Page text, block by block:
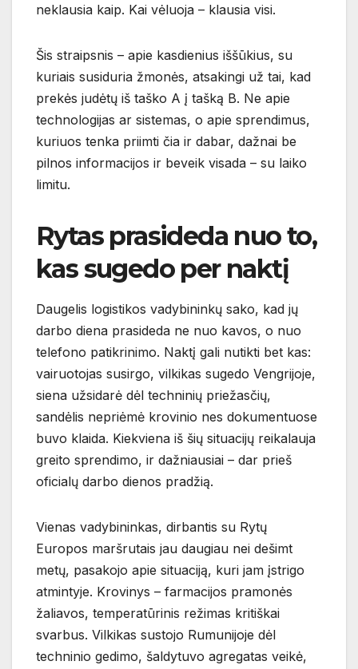
neklausia kaip. Kai vėluoja – klausia visi.
Šis straipsnis – apie kasdienius iššūkius, su
kuriais susiduria žmonės, atsakingi už tai, kad
prekės judėtų iš taško A į tašką B. Ne apie
technologijas ar sistemas, o apie sprendimus,
kuriuos tenka priimti čia ir dabar, dažnai be
pilnos informacijos ir beveik visada – su laiko
limitu.
Rytas prasideda nuo to,
kas sugedo per naktį
Daugelis logistikos vadybininkų sako, kad jų
darbo diena prasideda ne nuo kavos, o nuo
telefono patikrinimo. Naktį gali nutikti bet kas:
vairuotojas susirgo, vilkikas sugedo Vengrijoje,
siena užsidarė dėl techninių priežasčių,
sandėlis nepriėmė krovinio nes dokumentuose
buvo klaida. Kiekviena iš šių situacijų reikalauja
greito sprendimo, ir dažniausiai – dar prieš
oficialų darbo dienos pradžią.
Vienas vadybininkas, dirbantis su Rytų
Europos maršrutais jau daugiau nei dešimt
metų, pasakojo apie situaciją, kuri jam įstrigo
atmintyje. Krovinys – farmacijos pramonės
žaliavos, temperatūrinis režimas kritiškai
svarbus. Vilkikas sustojo Rumunijoje dėl
techninio gedimo, šaldytuvo agregatas veikė,